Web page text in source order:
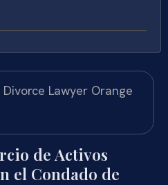
de Activos
el Condado de